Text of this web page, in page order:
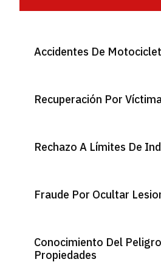
Accidentes De
Recuperación Por
Rechazo A Límites De
Fraude Por Ocultar
Conocimiento Del
Propiedades